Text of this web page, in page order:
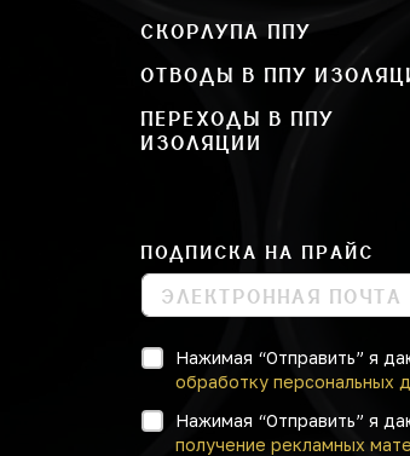
СКОРЛУПА ППУ
ОТВОДЫ В ППУ
ПЕРЕХОДЫ В ППУ
ИЗОЛЯЦИИ
ПОДПИСКА НА ПРАЙС
Нажимая “Отправить” я
обработку персональных
Нажимая “Отправить” я
получение рекламных